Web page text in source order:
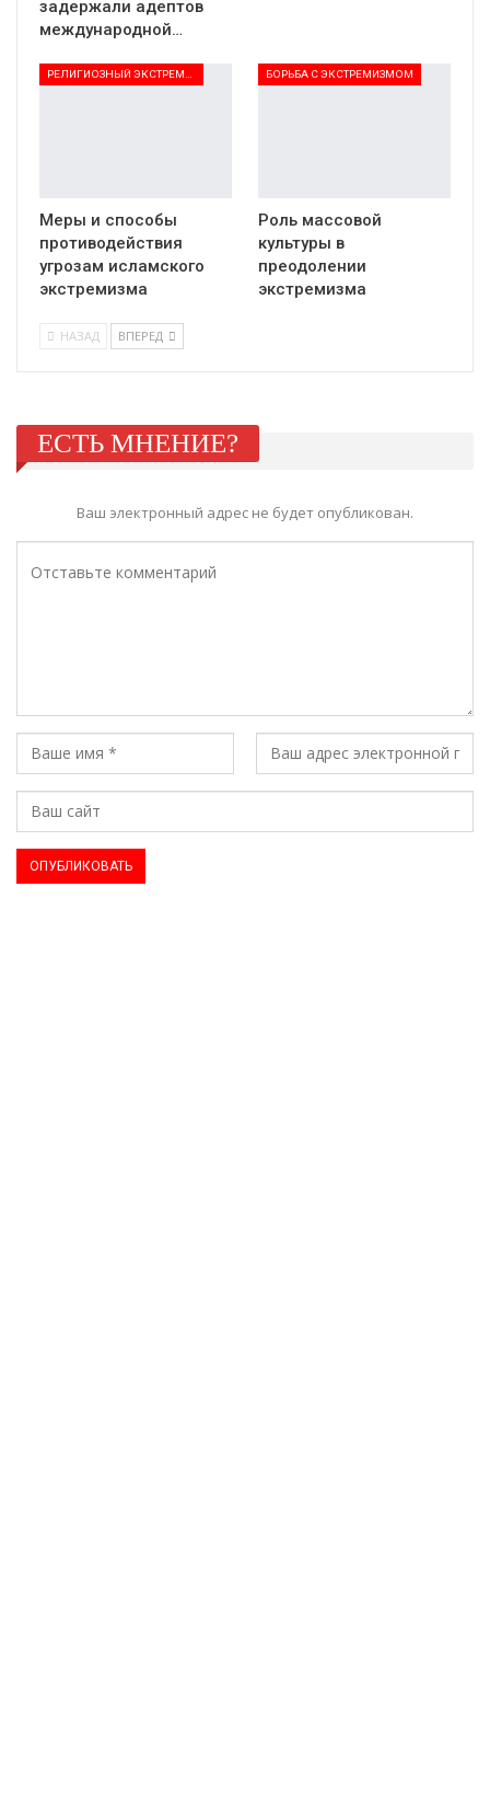
задержали адептов
международной…
Меры и способы
противодействия
угрозам исламского
экстремизма
БОРЬБА С ЭКСТРЕМИЗМОМ
Роль массовой
культуры в
преодолении
экстремизма
НАЗАД ВПЕРЕД
ЕСТЬ МНЕНИЕ?
Ваш электронный адрес не будет опубликован.